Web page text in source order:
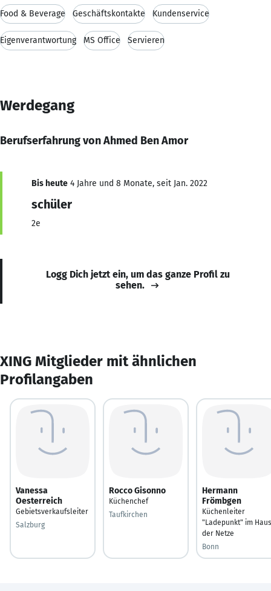
Food & Beverage Geschäftskontakte Kundenservice
Eigenverantwortung MS Office Servieren
Werdegang
Berufserfahrung von Ahmed Ben Amor
Bis heute 4 Jahre und 8 Monate, seit Jan. 2022
schüler
2e
Logg Dich jetzt ein, um das ganze Profil zu
sehen.
XING Mitglieder mit ähnlichen
Profilangaben
Vanessa
Oesterreich
Gebietsverkaufsleiter
Salzburg
Rocco Gisonno
Küchenchef
Taufkirchen
Hermann
Frömbgen
Küchenleiter
"Ladepunkt" im Haus
der Netze
Bonn